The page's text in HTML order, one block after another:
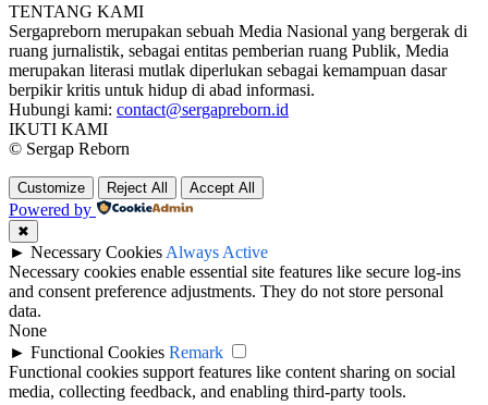
TENTANG KAMI
Sergapreborn merupakan sebuah Media Nasional yang bergerak di
ruang jurnalistik, sebagai entitas pemberian ruang Publik, Media
merupakan literasi mutlak diperlukan sebagai kemampuan dasar
berpikir kritis untuk hidup di abad informasi.
Hubungi kami: contact@sergapreborn.id
IKUTI KAMI
© Sergap Reborn
Customize Reject All Accept All
Powered by
✖
► Necessary Cookies Always Active
Necessary cookies enable essential site features like secure log-ins
and consent preference adjustments. They do not store personal
data.
None
► Functional Cookies Remark
Functional cookies support features like content sharing on social
media, collecting feedback, and enabling third-party tools.